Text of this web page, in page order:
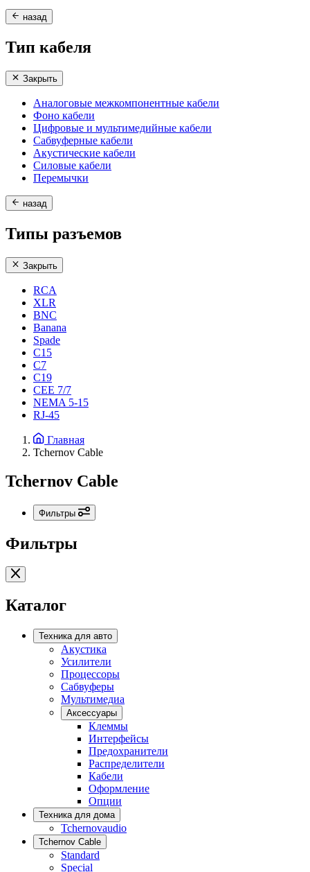
назад
Тип кабеля
Закрыть
Аналоговые межкомпонентные кабели
Фоно кабели
Цифровые и мультимедийные кабели
Сабвуферные кабели
Акустические кабели
Силовые кабели
Перемычки
назад
Типы разъемов
Закрыть
RCA
XLR
BNC
Banana
Spade
C15
С7
C19
CEE 7/7
NEMA 5-15
RJ-45
Главная
Tchernov Cable
Tchernov Cable
Фильтры
Фильтры
Каталог
Техника для авто
Акустика
Усилители
Процессоры
Сабвуферы
Мультимедиа
Аксессуары
Клеммы
Интерфейсы
Предохранители
Распределители
Кабели
Оформление
Опции
Техника для дома
Tchernovaudio
Tchernov Cable
Standard
Special